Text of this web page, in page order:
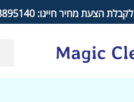
לקבלת הצעת מחיר חייגו: 050-8895140